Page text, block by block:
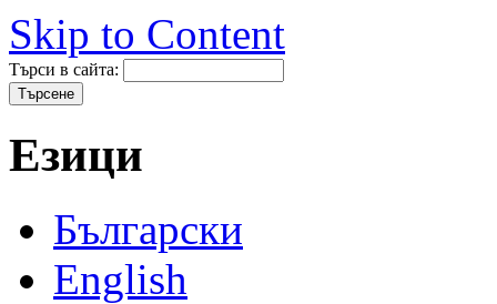
Skip to Content
Търси в сайта:
Езици
Български
English